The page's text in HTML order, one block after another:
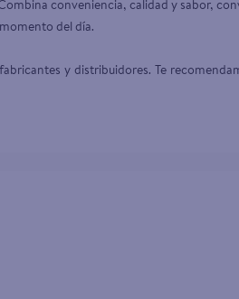
conveniencia, calidad y sabor,
del día.
y distribuidores. Te